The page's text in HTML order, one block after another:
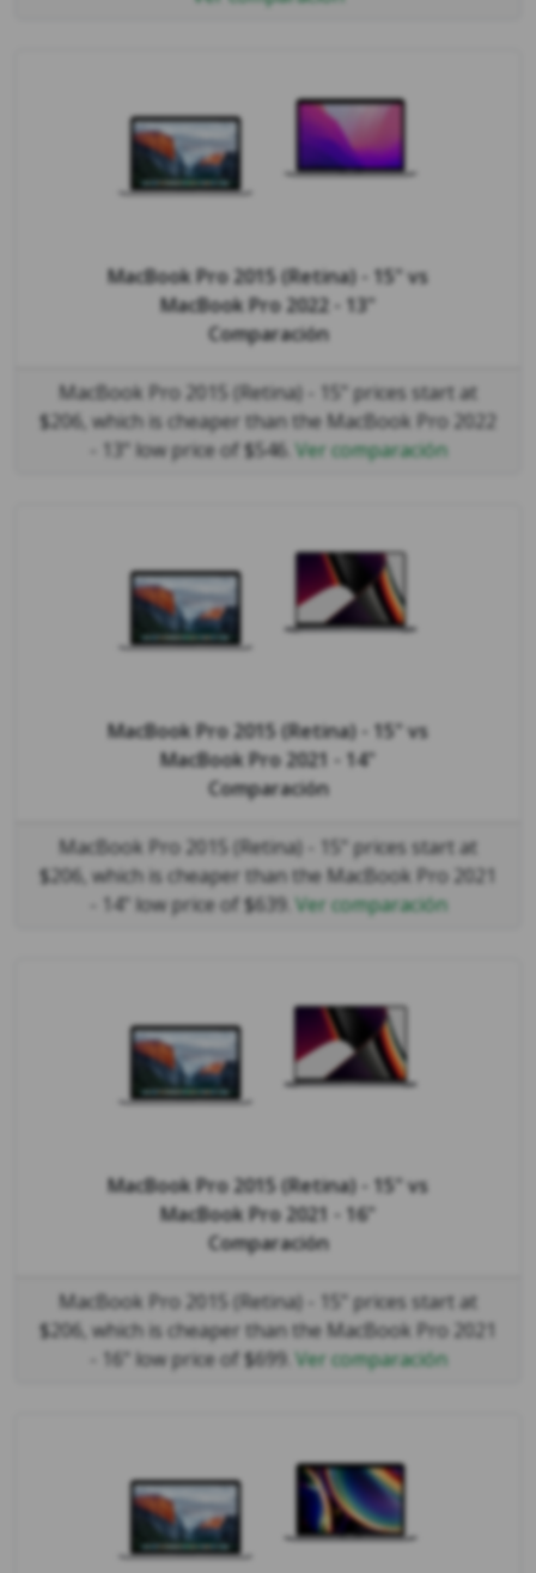
MacBook Pro 2015 (Retina) - 15" vs
MacBook Pro 2022 - 13"
Comparación
MacBook Pro 2015 (Retina) - 15" prices start at
$206, which is cheaper than the MacBook Pro 2022
- 13" low price of $546. Ver comparación
MacBook Pro 2015 (Retina) - 15" vs
MacBook Pro 2021 - 14"
Comparación
MacBook Pro 2015 (Retina) - 15" prices start at
$206, which is cheaper than the MacBook Pro 2021
- 14" low price of $639. Ver comparación
MacBook Pro 2015 (Retina) - 15" vs
MacBook Pro 2021 - 16"
Comparación
MacBook Pro 2015 (Retina) - 15" prices start at
$206, which is cheaper than the MacBook Pro 2021
- 16" low price of $699. Ver comparación